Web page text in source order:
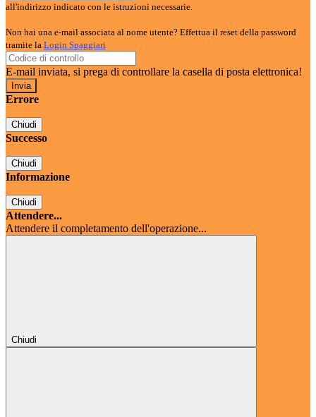
all'indirizzo indicato con le istruzioni necessarie.
Non hai una e-mail associata al nome utente? Effettua il reset della password
tramite la Login Spaggiari
E-mail inviata, si prega di controllare la casella di posta elettronica!
Errore
Chiudi
Successo
Chiudi
Informazione
Chiudi
Attendere...
Attendere il completamento dell'operazione...
Chiudi